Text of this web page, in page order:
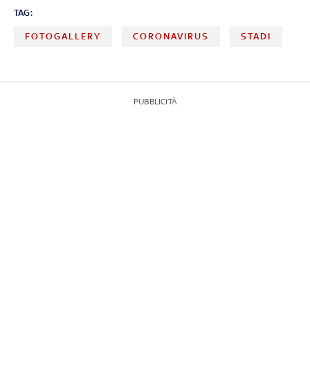
TAG:
FOTOGALLERY CORONAVIRUS STADI
PUBBLICITÀ